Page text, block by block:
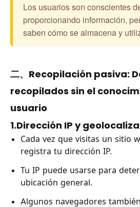
Los usuarios son conscientes
proporcionando información,
saben cómo se almacena y
二、Recopilación pasiva:
recopilados sin el
usuario
1.Dirección IP y
Cada vez que visitas un sitio
registra tu dirección IP.
Tu IP puede usarse para
ubicación general.
Algunos navegadores